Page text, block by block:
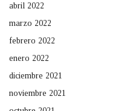
abril 2022
marzo 2022
febrero 2022
enero 2022
diciembre 2021
noviembre 2021